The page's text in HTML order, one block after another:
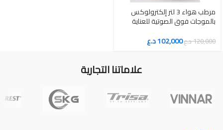
مرطب هواء 3 لتر إلكترولوكس
بالموجات فوق الصوتية للعناية
120,000د.ع102,000د.ع
علاماتنا التجارية